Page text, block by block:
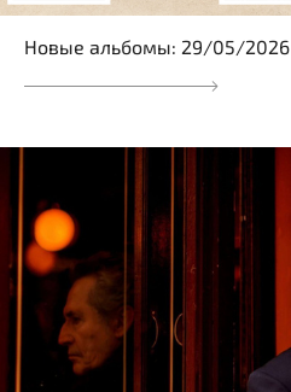
Новые альбомы: 29/05/2026